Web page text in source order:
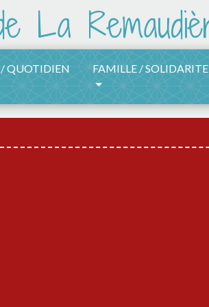
QUOTIDIEN FAMILLE / SOLIDARITE